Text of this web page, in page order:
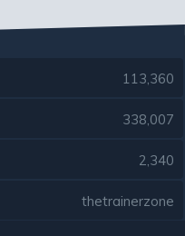
113,360
338,007
2,340
thetrainerzone